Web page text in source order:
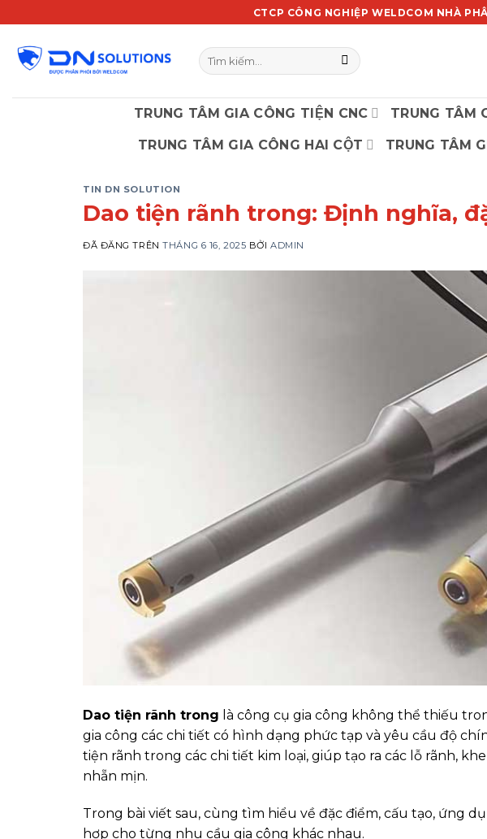
đến
nội
dung
CTCP CÔNG NGHIỆP WELDCOM NHÀ
Tìm
kiếm:
TRUNG TÂM GIA CÔNG TIỆN CNC TRUNG TÂM
TRUNG TÂM GIA CÔNG HAI CỘT TRUNG TÂM
TIN DN SOLUTION
Dao tiện rãnh trong: Định nghĩa,
ĐÃ ĐĂNG TRÊNTHÁNG 6 16, 2025 BỞIADMIN
Dao tiện rãnh trong là công cụ gia công không thể thiếu
gia công các chi tiết có hình dạng phức tạp và yêu cầu độ
tiện rãnh trong các chi tiết kim loại, giúp tạo ra các lỗ rãnh,
nhẵn mịn.
Trong bài viết sau, cùng tìm hiểu về đặc điểm, cấu tạo, ứng
hợp cho từng nhu cầu gia công khác nhau.